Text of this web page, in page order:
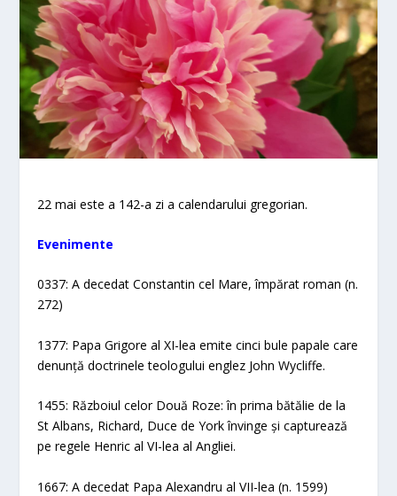
22 mai este a 142-a zi a calendarului gregorian.
Evenimente
0337: A decedat Constantin cel Mare, împărat roman (n.
272)
1377: Papa Grigore al XI-lea emite cinci bule papale care
denunță doctrinele teologului englez John Wycliffe.
1455: Războiul celor Două Roze: în prima bătălie de la
St Albans, Richard, Duce de York învinge și capturează
pe regele Henric al VI-lea al Angliei.
1667: A decedat Papa Alexandru al VII-lea (n. 1599)